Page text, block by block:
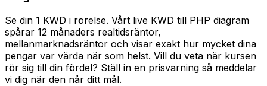
Se din 1 KWD i rörelse. Vårt live KWD till PHP diagram
spårar 12 månaders realtidsräntor,
mellanmarknadsräntor och visar exakt hur mycket dina
pengar var värda när som helst. Vill du veta när kursen
rör sig till din fördel? Ställ in en prisvarning så meddelar
vi dig när den når ditt mål.